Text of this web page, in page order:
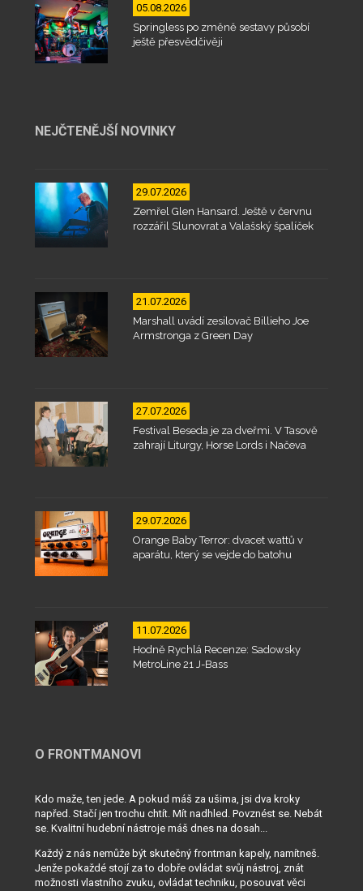
05.08.2026
Springless po změně sestavy působí
ještě přesvědčivěji
NEJČTENĚJŠÍ NOVINKY
29.07.2026
Zemřel Glen Hansard. Ještě v červnu
rozzářil Slunovrat a Valašský špalíček
21.07.2026
Marshall uvádí zesilovač Billieho Joe
Armstronga z Green Day
27.07.2026
Festival Beseda je za dveřmi. V Tasově
zahrají Liturgy, Horse Lords i Načeva
29.07.2026
Orange Baby Terror: dvacet wattů v
aparátu, který se vejde do batohu
11.07.2026
Hodně Rychlá Recenze: Sadowsky
MetroLine 21 J-Bass
O FRONTMANOVI
Kdo maže, ten jede. A pokud máš za ušima, jsi dva kroky
napřed. Stačí jen trochu chtít. Mít nadhled. Povznést se. Nebát
se. Kvalitní hudební nástroje máš dnes na dosah...
Každý z nás nemůže být skutečný frontman kapely, namítneš.
Jenže pokaždé stojí za to dobře ovládat svůj nástroj, znát
možnosti vlastního zvuku, ovládat techniku, posouvat věci